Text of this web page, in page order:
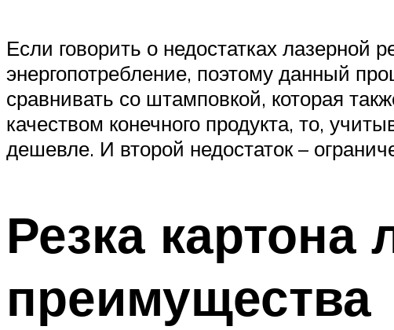
Если говорить о недостатках лазерной
энергопотребление, поэтому данный
сравнивать со штамповкой, которая
качеством конечного продукта, то,
дешевле. И второй недостаток –
Резка
преимущества